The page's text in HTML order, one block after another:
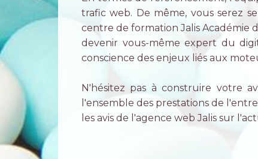
trafic web. De même, vous serez
centre de formation Jalis Académie
devenir vous-même expert du
conscience des enjeux liés aux
N'hésitez pas à construire votre
l'ensemble des prestations de
les avis de l'agence web Jalis sur